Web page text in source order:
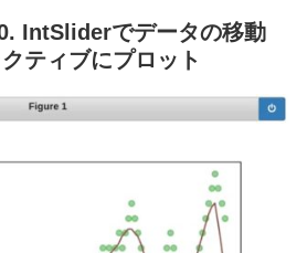
IntSliderでデータの移動
ティブにプロット